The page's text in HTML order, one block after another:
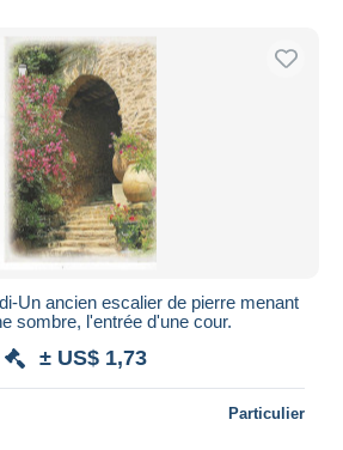
Un ancien escalier de pierre menant
sombre, l'entrée d'une cour.
± US$ 1,73
Particulier